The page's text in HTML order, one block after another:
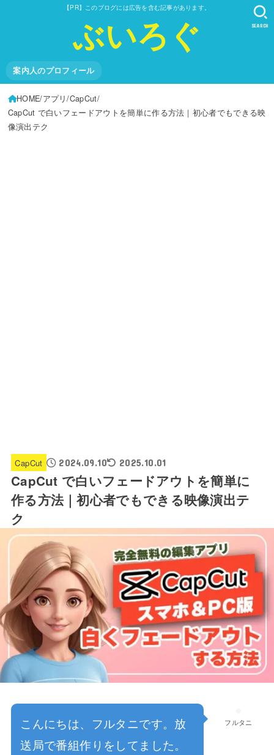
【PR】このブログには広告を含む記事があります。
ぶいろぐ
案内人のプロフィール
SEARCH
HOME アプリ CapCut
CapCut で白いフェードアウトを簡単に作る方法｜初心者でもできる映
像演出テク
CapCut 2024.09.10 2025.10.01
CapCut で白いフェードアウトを簡単に
作る方法｜初心者でもできる映像演出テ
ク
フルタニ
こんにちは、フルタニです。放
送局で番組作りをしてました。